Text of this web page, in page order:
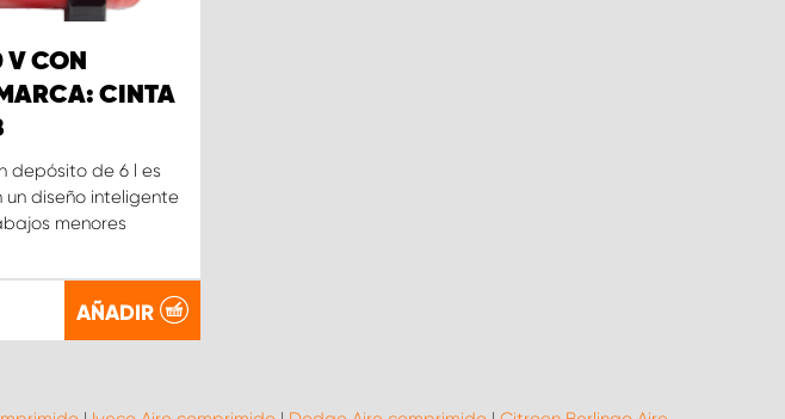
CON
CINTA
depósito de 6 l es
diseño inteligente
menores
AÑADIR